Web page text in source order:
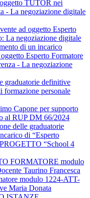
TUTOR nei
- La negoziazione digitale
ad oggetto Esperto
La negoziazione digitale
di un incarico
Esperto Formatore
- La negoziazione
graduatorie definitive
formazione personale
Capone per supporto
al RUP DM 66/2024
delle graduatorie
di “Esperto
“School 4
FORMATORE modulo
Taurino Francesca
modulo 1224-ATT-
Maria Donata